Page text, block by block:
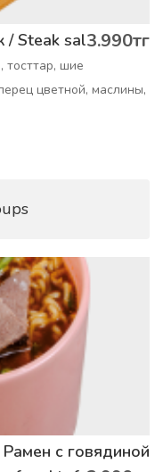
/ Steak salad3.990тг
тосттар, шие
цветной, маслины,
с говядиной